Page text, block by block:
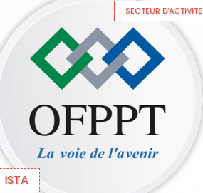
ISTA
SECTEUR D'ACTIVITE